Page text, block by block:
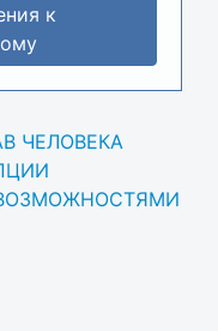
к
ЧЕЛОВЕКА